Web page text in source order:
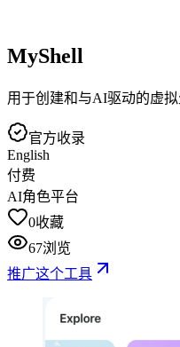
MyShell
用于创建和与AI驱动的虚
官方收录
English
付费
AI角色平台
0收藏
67浏览
推广这个工具